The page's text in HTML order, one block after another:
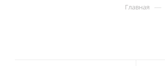
Главная —